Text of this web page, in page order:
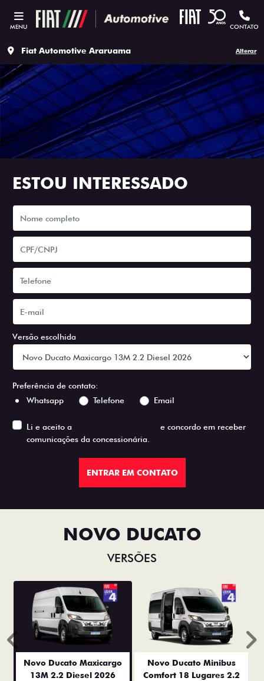
MENU CONTATO
Fiat Automotive Araruama Alterar
ESTOU INTERESSADO
Versão escolhida
Preferência de contato:
Whatsapp
Telefone Email
Li e aceito a
e concordo em receber
comunicações da concessionária.
ENTRAR EM CONTATO
NOVO DUCATO
VERSÕES
Novo Ducato Maxicargo
13M 2.2 Diesel 2026
Novo Ducato Minibus
Comfort 18 Lugares 2.2
Anterior